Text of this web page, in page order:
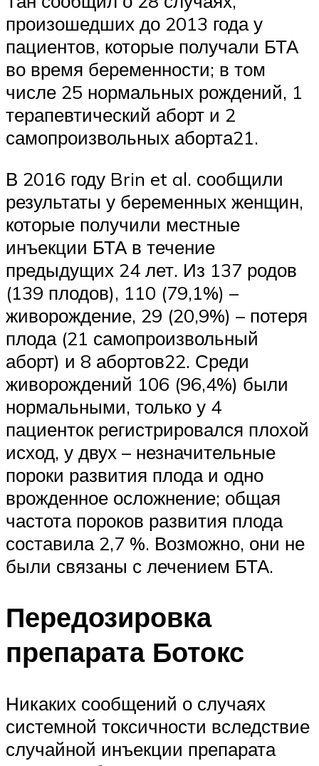
произошедших до 2013 года у
пациентов, которые получали БТА
во время беременности; в том
числе 25 нормальных рождений, 1
терапевтический аборт и 2
самопроизвольных аборта21.
В 2016 году Brin et al. сообщили
результаты у беременных женщин,
которые получили местные
инъекции БТА в течение
предыдущих 24 лет. Из 137 родов
(139 плодов), 110 (79,1%) –
живорождение, 29 (20,9%) – потеря
плода (21 самопроизвольный
аборт) и 8 абортов22. Среди
живорождений 106 (96,4%) были
нормальными, только у 4
пациенток регистрировался плохой
исход, у двух – незначительные
пороки развития плода и одно
врожденное осложнение; общая
частота пороков развития плода
составила 2,7 %. Возможно, они не
были связаны с лечением БТА.
Передозировка
препарата Ботокс
Никаких сообщений о случаях
системной токсичности вследствие
случайной инъекции препарата